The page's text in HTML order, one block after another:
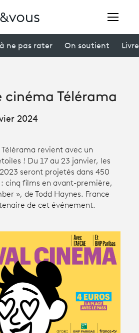
à une émission
ne pas rater On soutient
cinéma Télérama
2024
Télérama revient avec un
! Du 17 au 23 janvier, les
seront projetés dans 450
: cinq films en avant-première,
», de Todd Haynes. France
de cet événement.